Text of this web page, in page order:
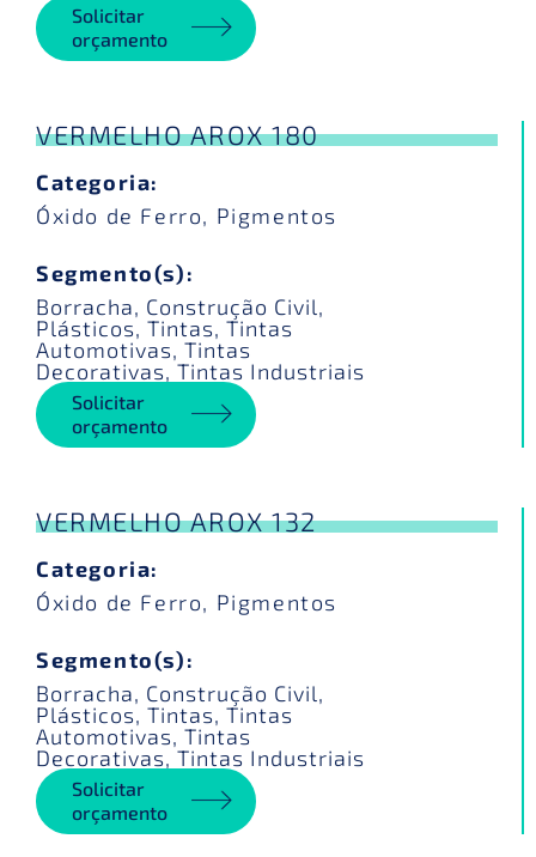
Solicitar
orçamento
VERMELHO AROX 180
Categoria:
Óxido de Ferro, Pigmentos
Segmento(s):
Borracha, Construção Civil,
Plásticos, Tintas, Tintas
Automotivas, Tintas
Decorativas, Tintas Industriais
Solicitar
orçamento
VERMELHO AROX 132
Categoria:
Óxido de Ferro, Pigmentos
Segmento(s):
Borracha, Construção Civil,
Plásticos, Tintas, Tintas
Automotivas, Tintas
Decorativas, Tintas Industriais
Solicitar
orçamento